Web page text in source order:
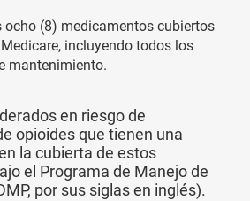
ocho (8) medicamentos cubiertos
incluyendo todos los
mantenimiento.
en riesgo de
opioides que tienen una
la cubierta de estos
el Programa de Manejo de
por sus siglas en inglés).